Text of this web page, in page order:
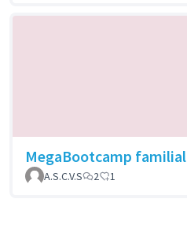
MegaBootcamp familial
A.S.C.V.S
2 1